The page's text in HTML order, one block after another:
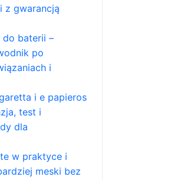
z gwarancją
do baterii –
po
i
i e papieros
test i
dla
w praktyce i
meski bez